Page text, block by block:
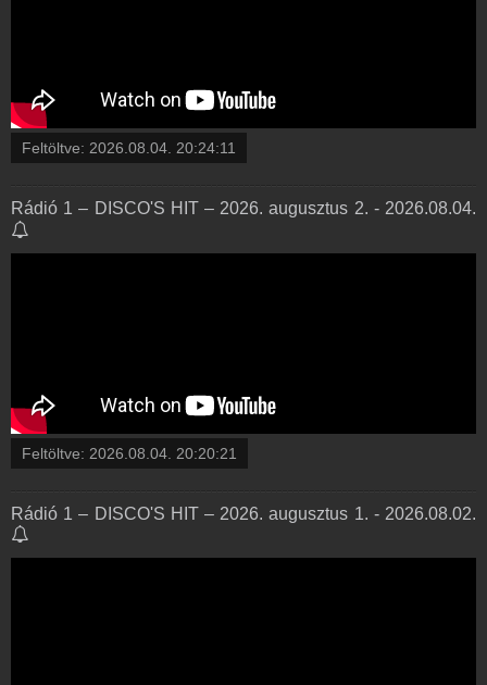
Feltöltve: 2026.08.04. 20:24:11
Rádió 1 – DISCO'S HIT – 2026. augusztus 2. - 2026.08.04.
Feltöltve: 2026.08.04. 20:20:21
Rádió 1 – DISCO'S HIT – 2026. augusztus 1. - 2026.08.02.